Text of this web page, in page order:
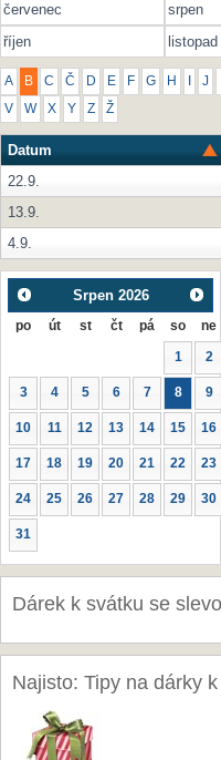
červenec
srpen
říjen
listopad
A B C Č D E F G H J
V W X Y Z Ž
Datum
22.9.
13.9.
4.9.
Srpen 2026
po út st čt pá so ne
1 2
3 4 5 6 7 8 9
10 11 12 13 14 15 16
17 18 19 20 21 22 23
24 25 26 27 28 29 30
31
Dárek k svátku se
Najisto: Tipy na dárky